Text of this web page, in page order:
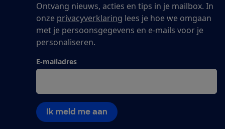
Ontvang nieuws, acties en tips in je mailbox. In
onze privacyverklaring lees je hoe we omgaan
met je persoonsgegevens en e-mails voor je
personaliseren.
E-mailadres
Ik meld me aan